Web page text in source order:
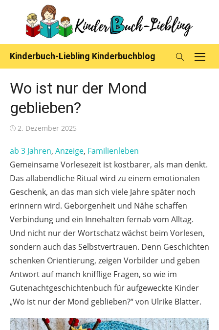
content
Kinderbuch-Liebling Kinderbuchblog
Wo ist nur der Mond
geblieben?
Posted
2. Dezember 2025
ab 3 Jahren, Anzeige, Familienleben
Gemeinsame Vorlesezeit ist kostbarer, als man denkt.
Das allabendliche Ritual wird zu einem emotionalen
Geschenk, an das man sich viele Jahre später noch
erinnern wird. Geborgenheit und Nähe schaffen
Verbindung und ein Innehalten fernab vom Alltag.
Und nicht nur der Wortschatz wächst beim Vorlesen,
sondern auch das Selbstvertrauen. Denn Geschichten
schenken Orientierung, zeigen Vorbilder und geben
Antwort auf manch knifflige Fragen, so wie im
Gutenachtgeschichtenbuch für aufgeweckte Kinder
„Wo ist nur der Mond geblieben?“ von Ulrike Blatter.